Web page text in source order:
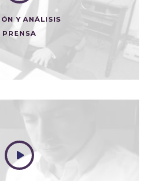
Y ANÁLISIS
PRENSA